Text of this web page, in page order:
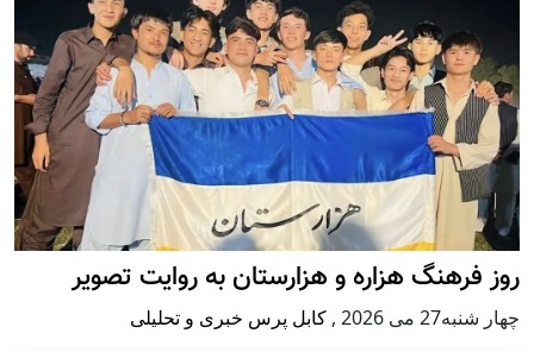
روز فرهنگ هزاره و هزارستان به روایت تصویر
چهار شنبه27 می 2026 , کابل پرس خبری و تحلیلی